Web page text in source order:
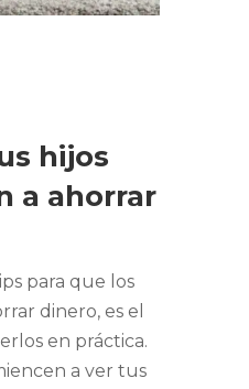
hijos
a ahorrar
para que los
dinero, es el
en práctica.
a ver tus